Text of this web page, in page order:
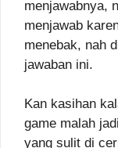
menjawabnya,
menjawab
menebak, nah
jawaban ini.
Kan kasihan
game malah
yang sulit di